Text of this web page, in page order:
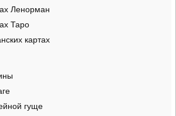
Ленорман
Таро
картах
гуще